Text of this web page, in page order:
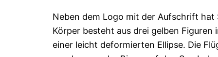
Neben dem Logo mit der Aufschrift hat
Körper besteht aus drei gelben Figuren
einer leicht deformierten Ellipse. Die